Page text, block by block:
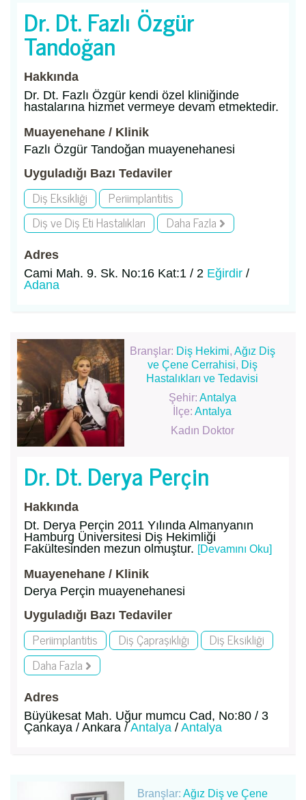
Dr. Dt. Fazlı Özgür
Tandoğan
Hakkında
Dr. Dt. Fazlı Özgür kendi özel kliniğinde
hastalarına hizmet vermeye devam etmektedir.
Muayenehane / Klinik
Fazlı Özgür Tandoğan muayenehanesi
Uyguladığı Bazı Tedaviler
Diş Eksikliği
Periimplantitis
Diş ve Diş Eti Hastalıkları
Daha Fazla
Adres
Cami Mah. 9. Sk. No:16 Kat:1 / 2 Eğirdir /
Adana
Branşlar: Diş Hekimi, Ağız Diş
ve Çene Cerrahisi, Diş
Hastalıkları ve Tedavisi
Şehir: Antalya
İlçe:Antalya
Kadın Doktor
Dr. Dt. Derya Perçin
Hakkında
Dt. Derya Perçin 2011 Yılında Almanyanın
Hamburg Üniversitesi Diş Hekimliği
Fakültesinden mezun olmuştur. [Devamını Oku]
Muayenehane / Klinik
Derya Perçin muayenehanesi
Uyguladığı Bazı Tedaviler
Periimplantitis Diş Çapraşıklığı
Diş Eksikliği
Daha Fazla
Adres
Büyükesat Mah. Uğur mumcu Cad, No:80 / 3
Çankaya / Ankara /Antalya / Antalya
Branşlar: Ağız Diş ve Çene